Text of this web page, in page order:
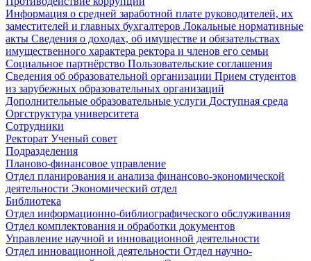
Информация о средней заработной плате руководителей, их
заместителей и главных бухгалтеров Локальные нормативные
акты Сведения о доходах, об имуществе и обязательствах
имущественного характера ректора и членов его семьи
Социальное партнёрство Пользовательские соглашения
Сведения об образовательной организации Прием студентов
из зарубежных образовательных организаций
Дополнительные образовательные услуги Доступная среда
Оргструктура университета
Сотрудники
Ректорат Ученый совет
Подразделения
Планово-финансовое управление
Отдел планирования и анализа финансово-экономической
деятельности Экономический отдел
Библиотека
Отдел информационно-библиографического обслуживания
Отдел комплектования и обработки документов
Управление научной и инновационной деятельности
Отдел инновационной деятельности Отдел научно-